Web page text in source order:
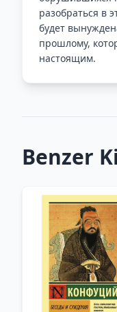
разобраться в
будет
прошлому,
настоящим.
Benzer